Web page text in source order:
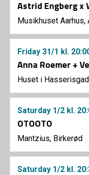
Astrid Engberg x
Musikhuset Aarhus,
Friday 31/1 kl.
Anna Roemer +
Huset i
Saturday 1/2 kl.
OTOOTO
Mantzius, Birkerød
Saturday 1/2 kl.